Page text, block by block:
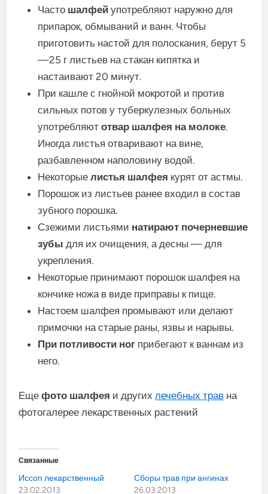
Часто шалфей употребляют наружно для
припарок, обмываний и ванн. Чтобы
приготовить настой для полоскания, берут 5
—25 г листьев на стакан кипятка и
настаивают 20 минут.
При кашле с гнойной мокротой и против
сильных потов у туберкулезных больных
употребляютотвар шалфея на молоке.
Иногда листья отваривают на вине,
разбавленном наполовину водой.
Некоторыелистья шалфея курят от астмы.
Порошок из листьев ранее входил в состав
зубного порошка.
Сзежими листьями натирают почерневшие
зубы для их очищения, а десны — для
укрепления.
Некоторые принимают порошок шалфея на
кончике ножа в виде приправы к пище.
Настоем шалфея промывают или делают
примочки на старые раны, язвы и нарывы.
При потливости ног прибегают к ваннам из
него.
Ещефото шалфея и другихлечебных трав на
фотогалерее лекарственных растений
Связанные
Иссоп лекарственный
23.02.2013
Сборы трав при ангинах
26.03.2013